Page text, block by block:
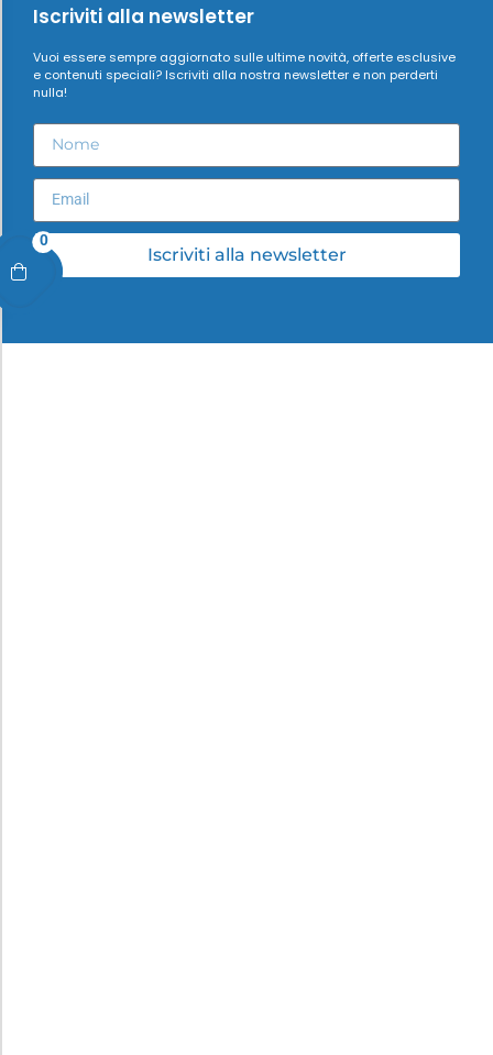
0
Iscriviti alla newsletter
Vuoi essere sempre aggiornato sulle ultime novità, offerte esclusive
e contenuti speciali? Iscriviti alla nostra newsletter e non perderti
nulla!
Iscriviti alla newsletter